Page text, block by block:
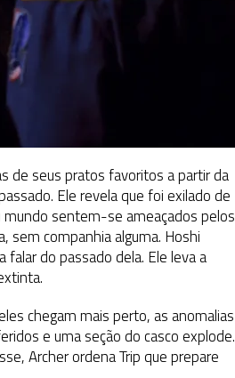
de seus pratos favoritos a partir da
Ele revela que foi exilado de
mundo sentem-se ameaçados pelos
sem companhia alguma. Hoshi
do passado dela. Ele leva a
chegam mais perto, as anomalias
e uma seção do casco explode.
Archer ordena Trip que prepare